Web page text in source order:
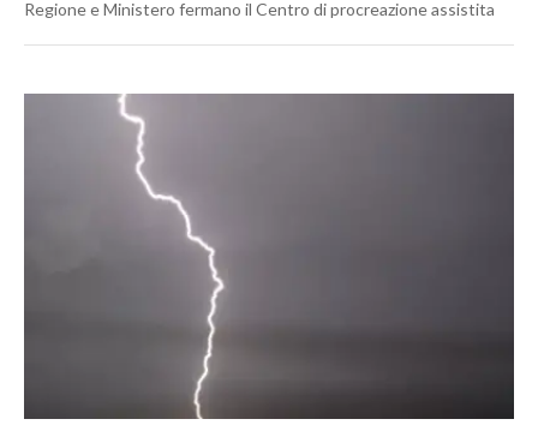
Regione e Ministero fermano il Centro di procreazione assistita